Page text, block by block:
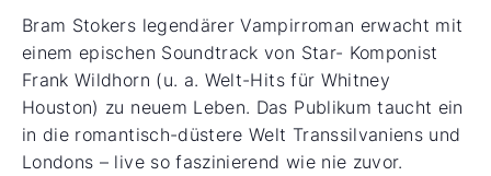
Bram Stokers legendärer Vampirroman erwacht mit
einem epischen Soundtrack von Star- Komponist
Frank Wildhorn (u. a. Welt-Hits für Whitney
Houston) zu neuem Leben. Das Publikum taucht ein
in die romantisch-düstere Welt Transsilvaniens und
Londons – live so faszinierend wie nie zuvor.